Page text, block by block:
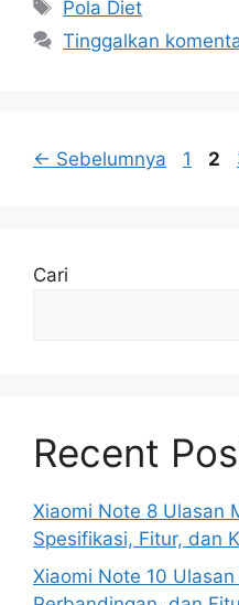
Pola Diet
Tinggalkan
← Sebelumnya 1 2
Cari
Recent
Xiaomi Note 8 Ulasan
Spesifikasi, Fitur, dan
Xiaomi Note 10